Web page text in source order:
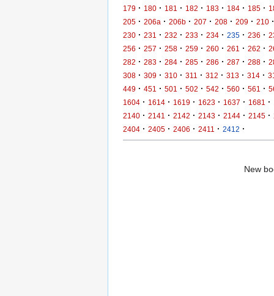
179 · 180 · 181 · 182 · 183 · 184 · 185 ·
205 · 206a · 206b · 207 · 208 · 209 · 210 ·
230 · 231 · 232 · 233 · 234 · 235 · 236 ·
256 · 257 · 258 · 259 · 260 · 261 · 262 ·
282 · 283 · 284 · 285 · 286 · 287 · 288 ·
308 · 309 · 310 · 311 · 312 · 313 · 314 ·
449 · 451 · 501 · 502 · 542 · 560 · 561 ·
1604 · 1614 · 1619 · 1623 · 1637 · 1681 ·
2140 · 2141 · 2142 · 2143 · 2144 · 2145 ·
2404 · 2405 · 2406 · 2411 · 2412 ·
New